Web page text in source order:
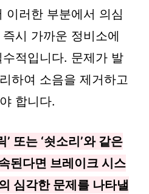
이러한 부분에서 의심
시 가까운 정비소에
적입니다. 문제가 발
하여 소음을 제거하고
합니다.
또는 ‘쇳소리’와 같은
된다면 브레이크 시스
심각한 문제를 나타낼